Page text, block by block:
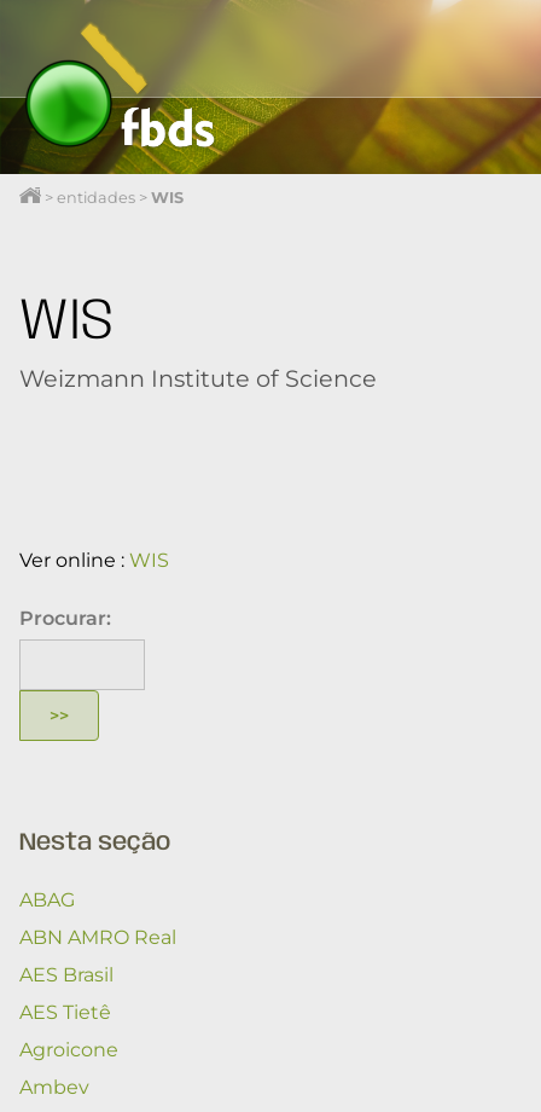
> entidades> WIS
WIS
Weizmann Institute of Science
Ver online : WIS
Procurar:
Nesta seção
ABAG
ABN AMRO Real
AES Brasil
AES Tietê
Agroicone
Ambev